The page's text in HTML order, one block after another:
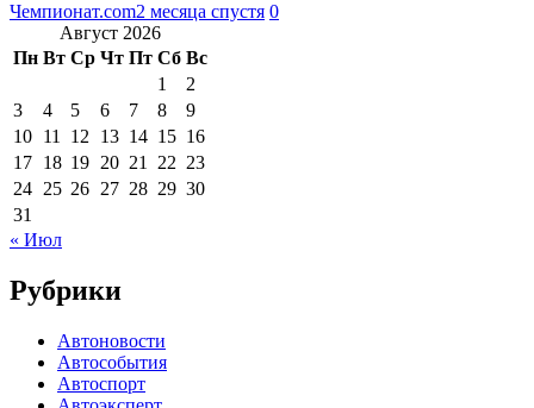
Чемпионат.com2 месяца спустя 0
Август 2026
Пн Вт Ср Чт Пт Сб Вс
1
2
3
4 5 6 7 8
9
10 11 12 13 14 15 16
17 18 19 20 21 22 23
24 25 26 27 28 29 30
31
« Июл
Рубрики
Автоновости
Автособытия
Автоспорт